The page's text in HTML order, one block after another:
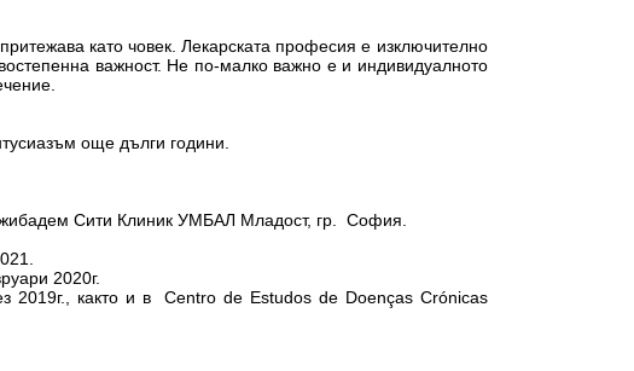
като човек. Лекарската професия е изключително
важност. Не по-малко важно е и индивидуалното
още дълги години.
Сити Клиник УМБАЛ Младост, гр. София.
2020г.
2019г., както и в Centro de Estudos de Doenças Crónicas